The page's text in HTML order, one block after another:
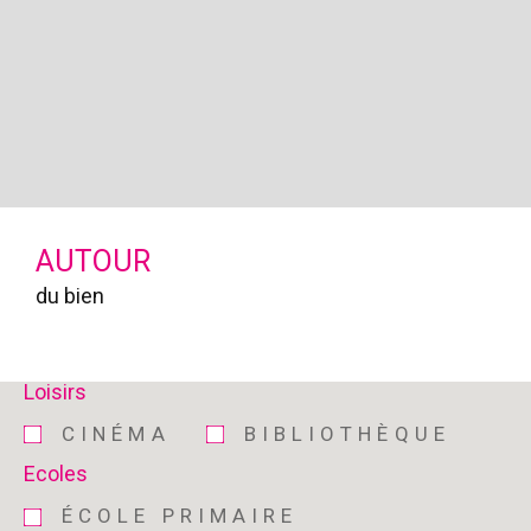
AUTOUR
du bien
Loisirs
CINÉMA BIBLIOTHÈQUE
Ecoles
ÉCOLE PRIMAIRE